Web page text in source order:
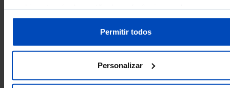
Política de Cookies.
Permitir todos
Personalizar